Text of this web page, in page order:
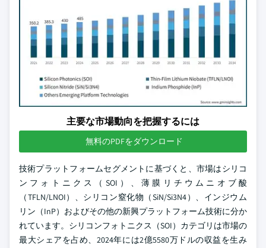
主要な市場動向を把握するには
無料のPDFをダウンロード
技術プラットフォームセグメントに基づくと、市場はシリコ
ンフォトニクス（SOI）、薄膜リチウムニオブ酸
（TFLN/LNOI）、シリコン窒化物（SiN/Si3N4）、インジウム
リン（InP）およびその他の新興プラットフォーム技術に分か
れています。シリコンフォトニクス（SOI）カテゴリは市場の
最大シェアを占め、2024年には2億5580万ドルの収益を生み